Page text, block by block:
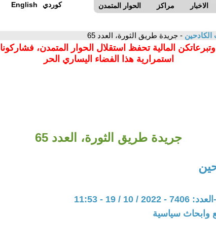
الحوار المتمدن مراكز الاخبار English كوردي
- جريدة طريق الثورة، العدد 65
المالية تحفظ استقلال الحوار المتمدن،
استمرارية هذا الفضاء اليساري الحر
جريدة طريق الثورة، العدد 65
10 / 19 - 11:53
وابحاث سياسية